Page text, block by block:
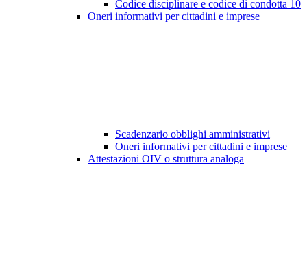
Codice disciplinare e codice di condotta 10
Oneri informativi per cittadini e imprese
Scadenzario obblighi amministrativi
Oneri informativi per cittadini e imprese
Attestazioni OIV o struttura analoga